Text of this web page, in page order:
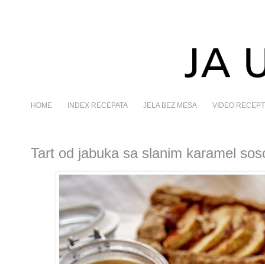
HOME INDEX RECEPATA JELA BEZ MESA VIDEO
Tart od jabuka sa slanim karamel